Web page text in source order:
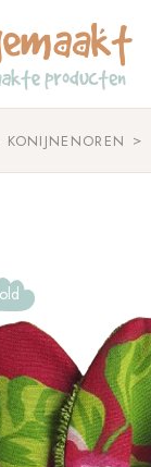
KONIJNENOREN